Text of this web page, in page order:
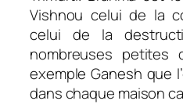
Vishnou celui de la
celui de la
nombreuses petites
exemple Ganesh que
dans chaque maison